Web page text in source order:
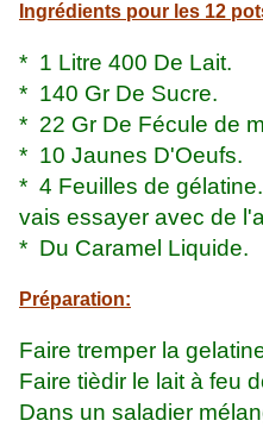
Ingrédients pour les 12
* 1 Litre 400 De Lait.
* 140 Gr De Sucre.
* 22 Gr De Fécule de
* 10 Jaunes D'Oeufs.
* 4 Feuilles de
vais essayer avec de
* Du Caramel Liquide.
Préparation:
Faire tremper la
Faire tièdir le lait à feu
Dans un saladier